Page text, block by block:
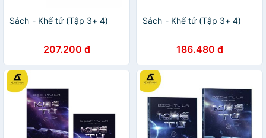
Sách - Khế tử (Tập 3+ 4)
207.200 đ
Sách - Khế tử (Tập 3+ 4)
186.480 đ